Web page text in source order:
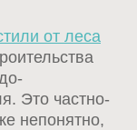
от леса
Это частно-
непонятно,